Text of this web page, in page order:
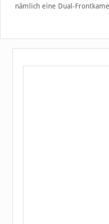
nämlich eine Dual-